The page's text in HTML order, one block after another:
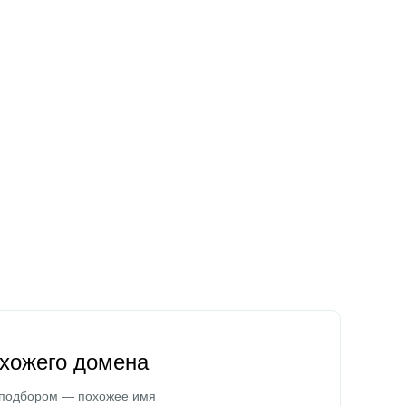
домена
— похожее имя